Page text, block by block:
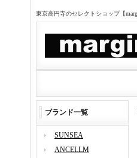
東京高円寺のセレクトショップ【
ブランド一覧
SUNSEA
ANCELLM